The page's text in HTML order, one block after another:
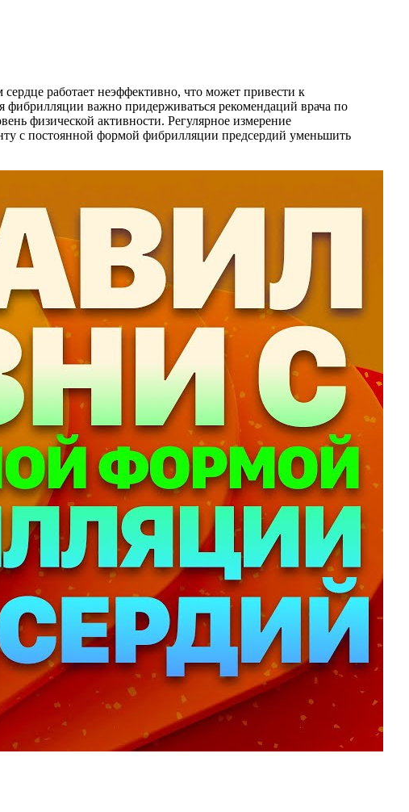
работает неэффективно, что может привести к
важно придерживаться рекомендаций врача по
физической активности. Регулярное измерение
с постоянной формой фибрилляции предсердий уменьшить